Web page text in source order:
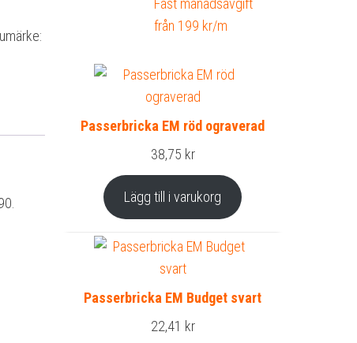
Fast månadsavgift
från 199 kr/m
Passerbricka EM röd ograverad
38,75 kr
Lägg till i varukorg
Passerbricka EM Budget svart
22,41 kr